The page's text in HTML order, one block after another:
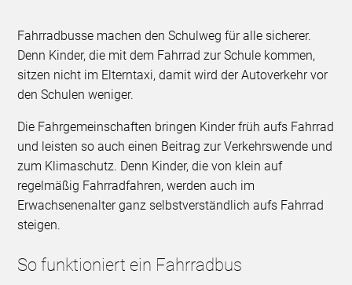
Fahrradbusse machen den Schulweg für alle sicherer.
Denn Kinder, die mit dem Fahrrad zur Schule kommen,
sitzen nicht im Elterntaxi, damit wird der Autoverkehr vor
den Schulen weniger.
Die Fahrgemeinschaften bringen Kinder früh aufs Fahrrad
und leisten so auch einen Beitrag zur Verkehrswende und
zum Klimaschutz. Denn Kinder, die von klein auf
regelmäßig Fahrradfahren, werden auch im
Erwachsenenalter ganz selbstverständlich aufs Fahrrad
steigen.
So funktioniert ein Fahrradbus